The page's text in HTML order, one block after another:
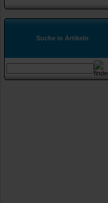
Suche in Artikeln